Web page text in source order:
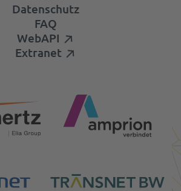
Datenschutz
FAQ
WebAPI
Extranet